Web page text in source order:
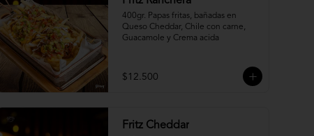
400gr. Papas fritas, bañadas en
Queso Cheddar, Chile con carne,
Guacamole y Crema acida
$12.500
Fritz Cheddar